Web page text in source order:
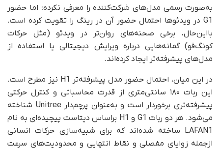
به‌صورت رسمی مدل‌های شرکت‌کننده را معرفی نکرده؛ اما حضور
G1 در ویدئوها احتمال حضور آن در رینگ را تقویت کرده است.
با‌این‌حال، برخی صحنه‌های روان‌تر در ویدئو (مثل حرکات
کونگ‌فو) گمانه‌هایی درباره ویرایش دیجیتالی یا استفاده از
مدل‌های پیشرفته‌تر ایجاد کرده‌اند.
در این میان، احتمال حضور مدل پیشرفته‌تر H1 نیز مطرح است.
این ربات ۱۸۰ سانتی‌متری از قدرت محاسباتی و کنترل حرکتی
پیشرفته‌تری برخوردار است و به‌عنوان پرچم‌دار Unitree شناخته
می‌شود. هر دو ربات G1 و H1 بر‌اساس دیتاست پیچیده‌ای به نام
LAFAN1 ساخته شده‌اند که برای شبیه‌سازی حرکات انسانی
ازجمله زوایای مفصلی و نقاط انتهایی و محدودیت‌های سرعت